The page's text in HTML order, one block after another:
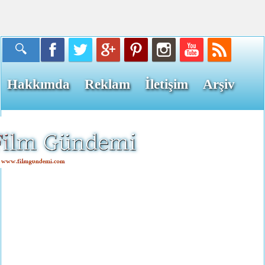
Hakkımda Reklam İletişim Arşiv